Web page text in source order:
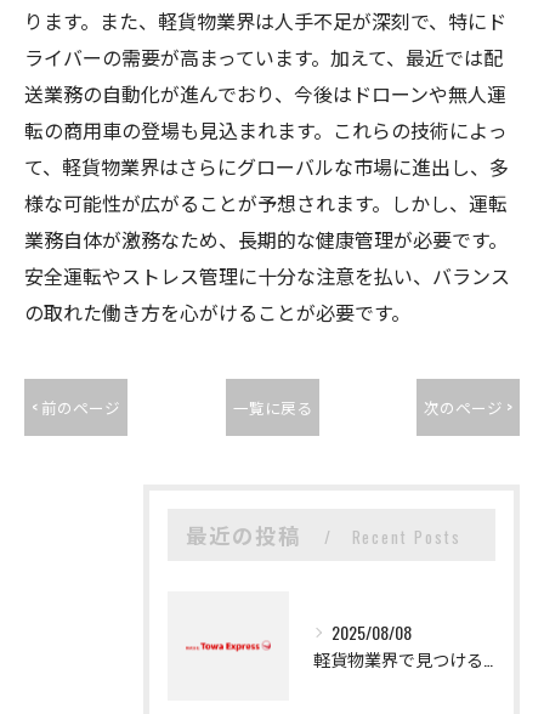
ります。また、軽貨物業界は人手不足が深刻で、特にド
ライバーの需要が高まっています。加えて、最近では配
送業務の自動化が進んでおり、今後はドローンや無人運
転の商用車の登場も見込まれます。これらの技術によっ
て、軽貨物業界はさらにグローバルな市場に進出し、多
様な可能性が広がることが予想されます。しかし、運転
業務自体が激務なため、長期的な健康管理が必要です。
安全運転やストレス管理に十分な注意を払い、バランス
の取れた働き方を心がけることが必要です。
< 前のページ 一覧に戻る 次のページ >
最近の投稿 Recent Posts
2025/08/08